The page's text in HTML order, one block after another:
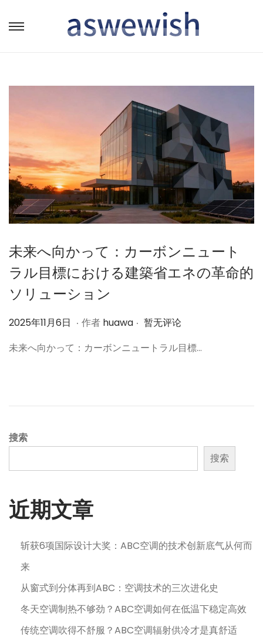
转
航
跳
容
未来へ向かって：カーボンニュート
ラル目標における建築省エネの革命的
ソリューション
作
2025年11月6日 2
日
. 作者 huawa . 暂无评论
未来へ向かって：カーボンニュートラル目標…
搜索
搜索
近期文章
斩获6项国际设计大奖：ABC空调的技术创新底气从何而
来
从窗式到分体再到ABC：空调技术的三次进化史
冬天空调制热不够劲？ABC空调如何在低温下稳定高效
传统空调吹得不舒服？ABC空调辐射供冷才是真舒适